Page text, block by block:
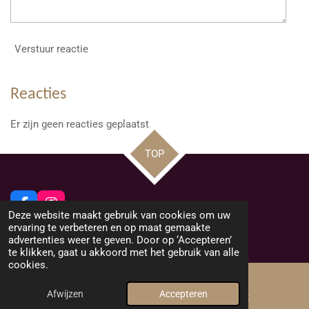
Deze website maakt gebruik van cookies om uw
ervaring te verbeteren en op maat gemaakte
advertenties weer te geven. Door op ‘Accepteren’
te klikken, gaat u akkoord met het gebruik van alle
cookies.
Afwijzen Accepteren
Verstuur reactie
Reacties
Er zijn geen reacties geplaatst.
TOP
a
c
e
b
o
n
s
t
a
a
© 2026 Beeldig Nieuws uit Lommel
Powered by JouwWeb
E-mailadres Facebook